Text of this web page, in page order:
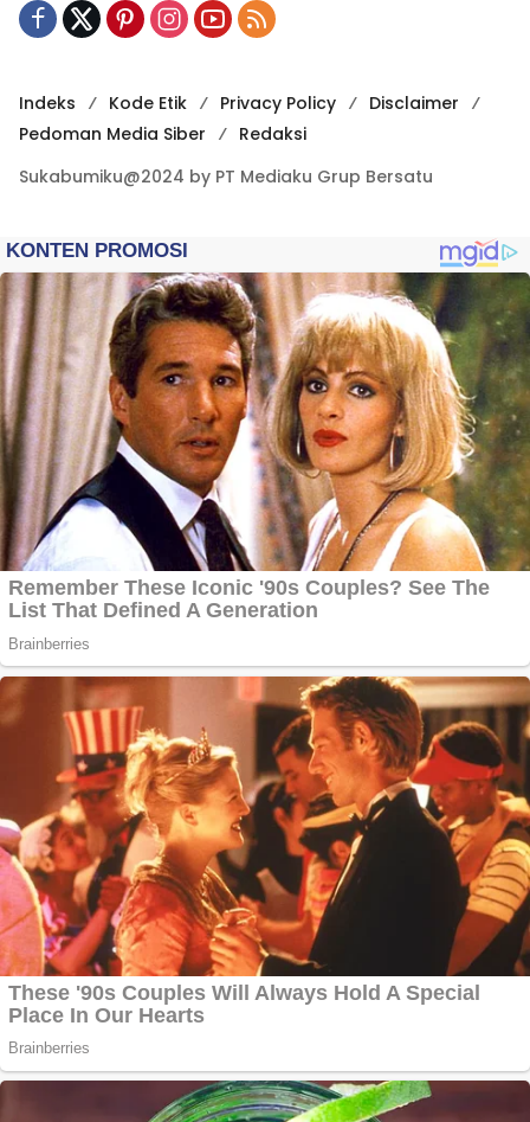
Indeks Kode Etik Privacy Policy
Disclaimer
Pedoman Media Siber
Redaksi
Sukabumiku@2024 by PT Mediaku Grup Bersatu